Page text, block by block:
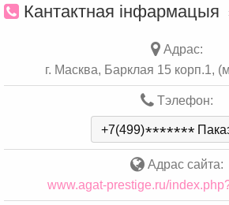
Кантактная інфармацыя
Адрас:
г. Масква, Барклая 15 корп.1,
Тэлефон:
+7(499)*******
Адрас сайта:
www.agat-prestige.ru/